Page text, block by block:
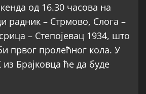
од 16.30 часова на
радник – Стрмово, Слога –
– Степојевац 1934, што
првог пролећног кола. У
Брајковца ће да буде